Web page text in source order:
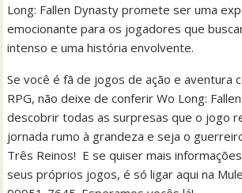
Long: Fallen Dynasty promete ser uma
emocionante para os jogadores que
intenso e uma história envolvente.
Se você é fã de jogos de ação e aventura
RPG, não deixe de conferir Wo Long:
descobrir todas as surpresas que o jogo
jornada rumo à grandeza e seja o
Três Reinos! E se quiser mais
seus próprios jogos, é só ligar aqui na